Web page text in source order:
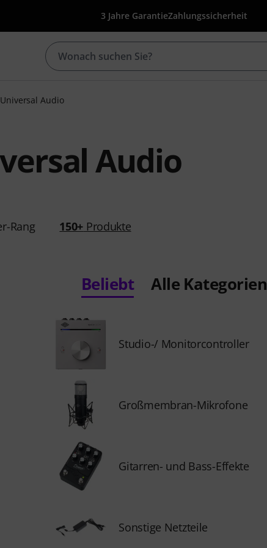
3 Jahre GarantieZahlungssicherheit
Universal Audio
Audio
Rang 150+ Produkte
Beliebt Alle Kategorien
Studio-/ Monitorcontroller
Großmembran-Mikrofone
Gitarren- und Bass-Effekte
Sonstige Netzteile